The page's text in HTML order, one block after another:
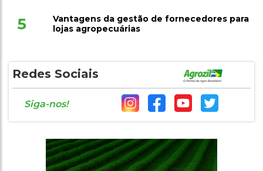
5
Vantagens da gestão de fornecedores para
lojas agropecuárias
Redes Sociais
Siga-nos!